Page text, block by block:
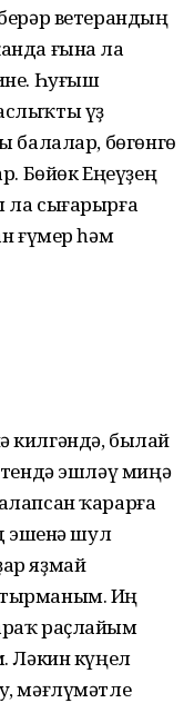
ветерандың
ғына ла
Һуғыш
үҙ
балалар, бөгөнгө
Бөйөк Еңеүҙең
ла сығарырға
ғүмер һәм
килгәндә, былай
эшләү миңә
ҡарарға
эшенә шул
яҙмай
Иң
раҫлайым
Ләкин күңел
мәғлүмәтле